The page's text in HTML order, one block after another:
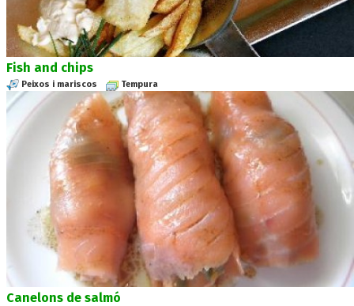
Fish and chips
Peixos i mariscos Tempura
Canelons de salmó